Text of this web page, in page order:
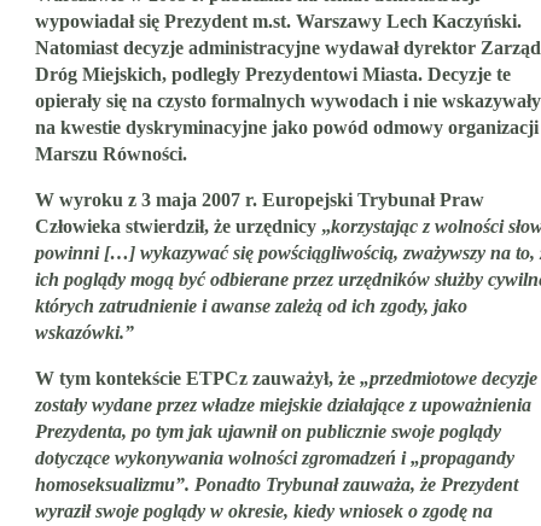
wypowiadał się Prezydent m.st. Warszawy Lech Kaczyński.
Natomiast decyzje administracyjne wydawał dyrektor
Dróg Miejskich, podległy Prezydentowi Miasta. Decyzje te
opierały się na czysto formalnych wywodach i nie wskazywały
na kwestie dyskryminacyjne jako powód odmowy organizacji
Marszu Równości.
W wyroku z 3 maja 2007 r. Europejski Trybunał Praw
Człowieka stwierdził, że urzędnicy „korzystając z wolności
powinni […] wykazywać się powściągliwością, zważywszy na to,
ich poglądy mogą być odbierane przez urzędników służby
których zatrudnienie i awanse zależą od ich zgody, jako
wskazówki.”
W tym kontekście ETPCz zauważył, że „przedmiotowe decyzje
zostały wydane przez władze miejskie działające z upoważnienia
Prezydenta, po tym jak ujawnił on publicznie swoje poglądy
dotyczące wykonywania wolności zgromadzeń i „propagandy
homoseksualizmu”. Ponadto Trybunał zauważa, że Prezydent
wyraził swoje poglądy w okresie, kiedy wniosek o zgodę na